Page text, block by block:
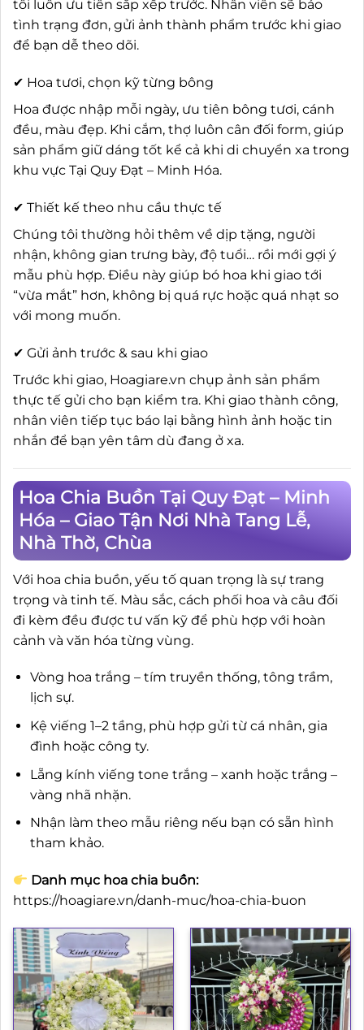
tôi luôn ưu tiên sắp xếp trước. Nhân viên sẽ báo
tình trạng đơn, gửi ảnh thành phẩm trước khi giao
để bạn dễ theo dõi.
✔ Hoa tươi, chọn kỹ từng bông
Hoa được nhập mỗi ngày, ưu tiên bông tươi, cánh
đều, màu đẹp. Khi cắm, thợ luôn cân đối form, giúp
sản phẩm giữ dáng tốt kể cả khi di chuyển xa trong
khu vực Tại Quy Đạt – Minh Hóa.
✔ Thiết kế theo nhu cầu thực tế
Chúng tôi thường hỏi thêm về dịp tặng, người
nhận, không gian trưng bày, độ tuổi… rồi mới gợi ý
mẫu phù hợp. Điều này giúp bó hoa khi giao tới
“vừa mắt” hơn, không bị quá rực hoặc quá nhạt so
với mong muốn.
✔ Gửi ảnh trước & sau khi giao
Trước khi giao, Hoagiare.vn chụp ảnh sản phẩm
thực tế gửi cho bạn kiểm tra. Khi giao thành công,
nhân viên tiếp tục báo lại bằng hình ảnh hoặc tin
nhắn để bạn yên tâm dù đang ở xa.
Hoa Chia Buồn Tại Quy Đạt – Minh
Hóa – Giao Tận Nơi Nhà Tang Lễ,
Nhà Thờ, Chùa
Với hoa chia buồn, yếu tố quan trọng là sự trang
trọng và tinh tế. Màu sắc, cách phối hoa và câu đối
đi kèm đều được tư vấn kỹ để phù hợp với hoàn
cảnh và văn hóa từng vùng.
Vòng hoa trắng – tím truyền thống, tông trầm,
lịch sự.
Kệ viếng 1–2 tầng, phù hợp gửi từ cá nhân, gia
đình hoặc công ty.
Lẵng kính viếng tone trắng – xanh hoặc trắng –
vàng nhã nhặn.
Nhận làm theo mẫu riêng nếu bạn có sẵn hình
tham khảo.
Danh mục hoa chia buồn:
https://hoagiare.vn/danh-muc/hoa-chia-buon